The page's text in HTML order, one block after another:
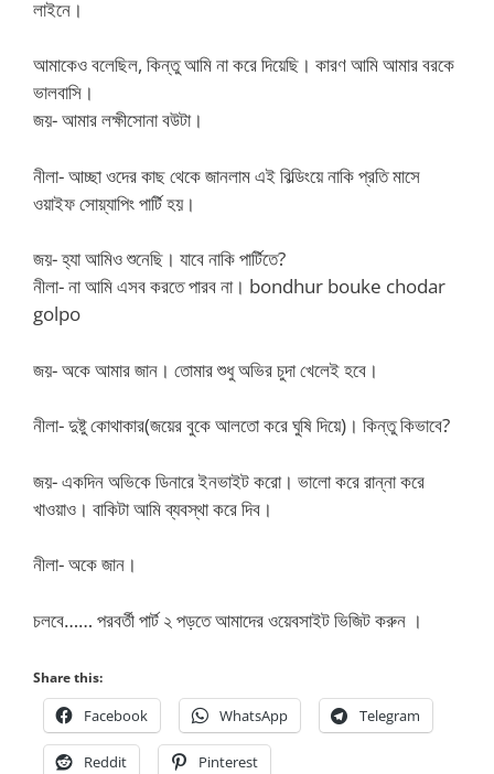
লাইনে।
আমাকেও বলেছিল, কিন্তু আমি না করে দিয়েছি। কারণ আমি আমার বরকে
ভালবাসি।
জয়- আমার লক্ষীসোনা বউটা।
নীলা- আচ্ছা ওদের কাছ থেকে জানলাম এই বিল্ডিংয়ে নাকি প্রতি মাসে
ওয়াইফ সোয়্যাপিং পার্টি হয়।
জয়- হ্যা আমিও শুনেছি। যাবে নাকি পার্টিতে?
নীলা- না আমি এসব করতে পারব না। bondhur bouke chodar
golpo
জয়- অকে আমার জান। তোমার শুধু অভির চুদা খেলেই হবে।
নীলা- দুষ্টু কোথাকার(জয়ের বুকে আলতো করে ঘুষি দিয়ে)। কিন্তু কিভাবে?
জয়- একদিন অভিকে ডিনারে ইনভাইট করো। ভালো করে রান্না করে
খাওয়াও। বাকিটা আমি ব্যবস্থা করে দিব।
নীলা- অকে জান।
চলবে…… পরবর্তী পার্ট ২ পড়তে আমাদের ওয়েবসাইট ভিজিট করুন ।
Share this:
Facebook WhatsApp Telegram
Reddit Pinterest